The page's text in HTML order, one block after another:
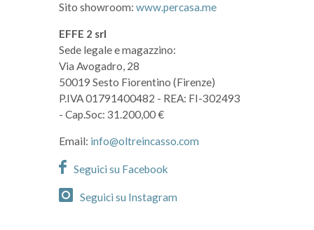
Sito showroom: www.percasa.me
EFFE 2 srl
Sede legale e magazzino:
Via Avogadro, 28
50019 Sesto Fiorentino (Firenze)
P.IVA 01791400482 - REA: FI-302493
- Cap.Soc: 31.200,00 €
Email: info@oltreincasso.com
Seguici su Facebook
Seguici su Instagram